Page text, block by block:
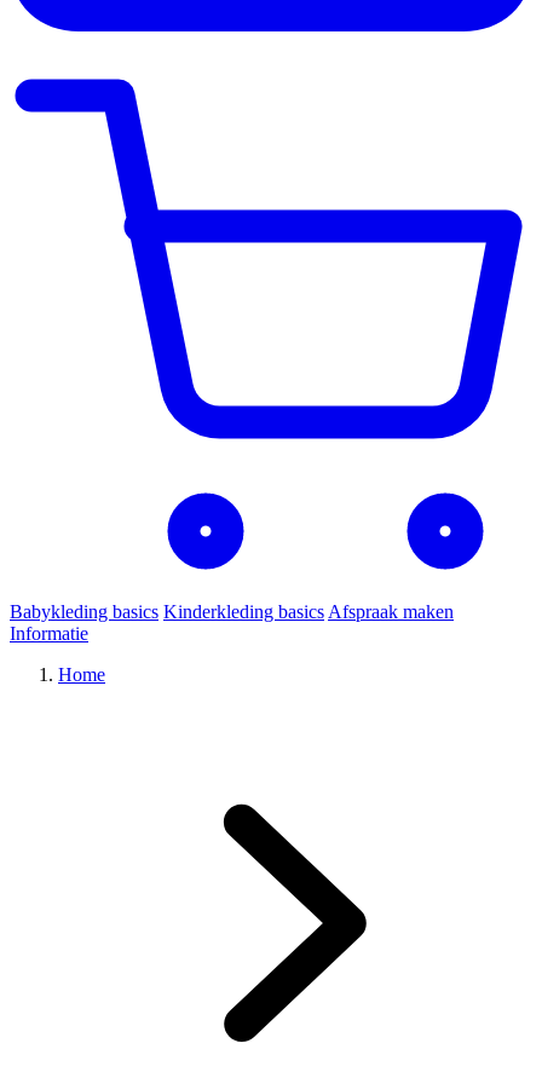
Babykleding basics Kinderkleding basics Afspraak maken
Informatie
Home